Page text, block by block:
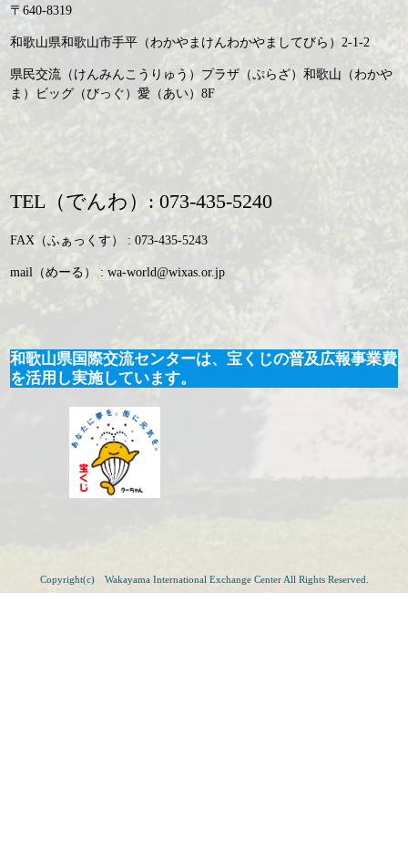
〒640-8319
和歌山県和歌山市手平（わかやまけんわかやましてびら）2-1-2
県民交流（けんみんこうりゅう）プラザ（ぷらざ）和歌山（わかや
ま）ビッグ（びっぐ）愛（あい）8F
TEL（でんわ）: 073-435-5240
FAX（ふぁっくす） : 073-435-5243
mail（めーる） : wa-world@wixas.or.jp
和歌山県国際交流センターは、宝くじの普及広報事業費
を活用し実施しています。
Copyright(c) Wakayama International Exchange Center All Rights Reserved.